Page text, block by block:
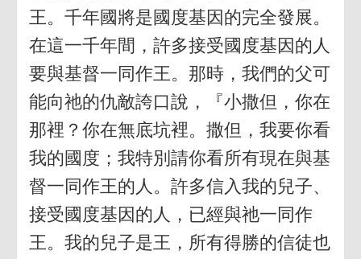
王。千年國將是國度基因的完全發展。
在這一千年間，許多接受國度基因的人
要與基督一同作王。那時，我們的父可
能向祂的仇敵誇口說，『小撒但，你在
那裡？你在無底坑裡。撒但，我要你看
我的國度；我特別請你看所有現在與基
督一同作王的人。許多信入我的兒子、
接受國度基因的人，已經與祂一同作
王。我的兒子是王，所有得勝的信徒也